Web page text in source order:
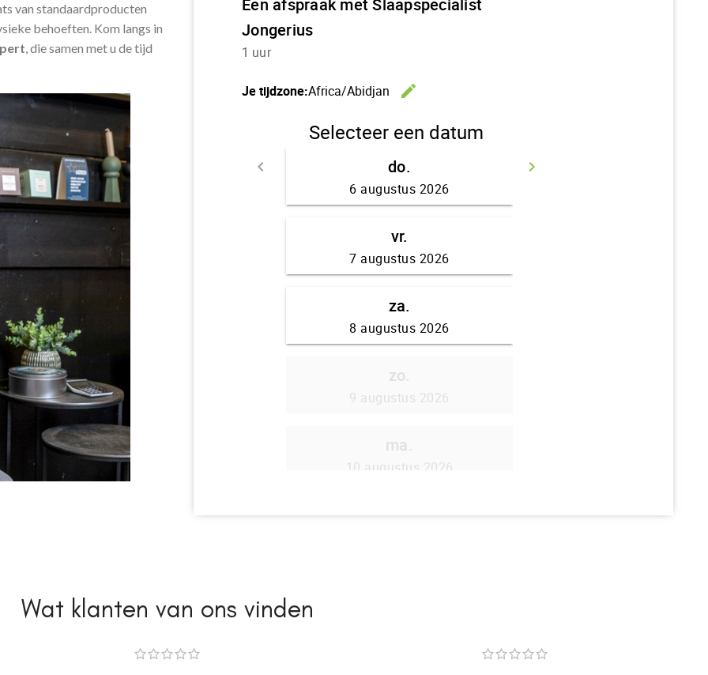
van standaardproducten
behoeften. Kom langs in
, die samen met u de tijd
Wat klanten van ons vinden